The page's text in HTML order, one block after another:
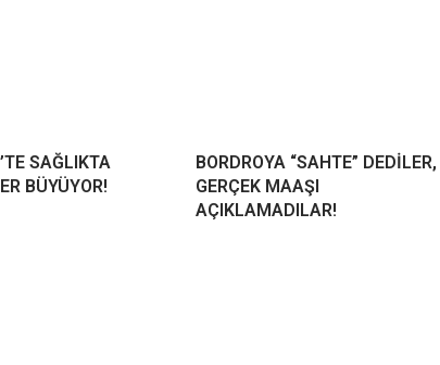
SAĞLIKTA
BÜYÜYOR!
BORDROYA “SAHTE” DEDİLER,
GERÇEK MAAŞI
AÇIKLAMADILAR!